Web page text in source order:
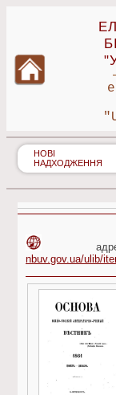
НОВІ
НАДХОДЖЕННЯ
nbuv.gov.ua/ulib/